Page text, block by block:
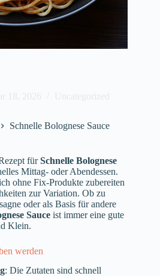
18, 2026 Uncategorized
Schnelle Bolognese Sauce
fürSchnelle Bolognese
Mittag- oder Abendessen.
ohne Fix-Produkte zubereiten
zur Variation. Ob zu
oder als Basis für andere
Sauce ist immer eine gute
Klein.
werden
: Die Zutaten sind schnell